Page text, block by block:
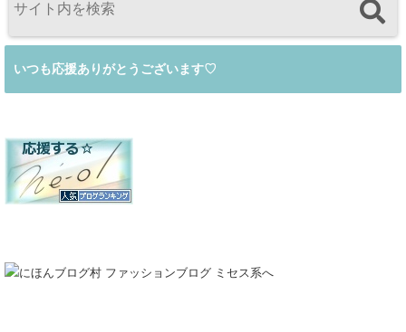
いつも応援ありがとうございます♡